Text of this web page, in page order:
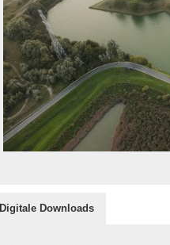
Digitale Downloads